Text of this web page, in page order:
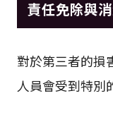
責任免除與
對於第三者的損
人員會受到特別